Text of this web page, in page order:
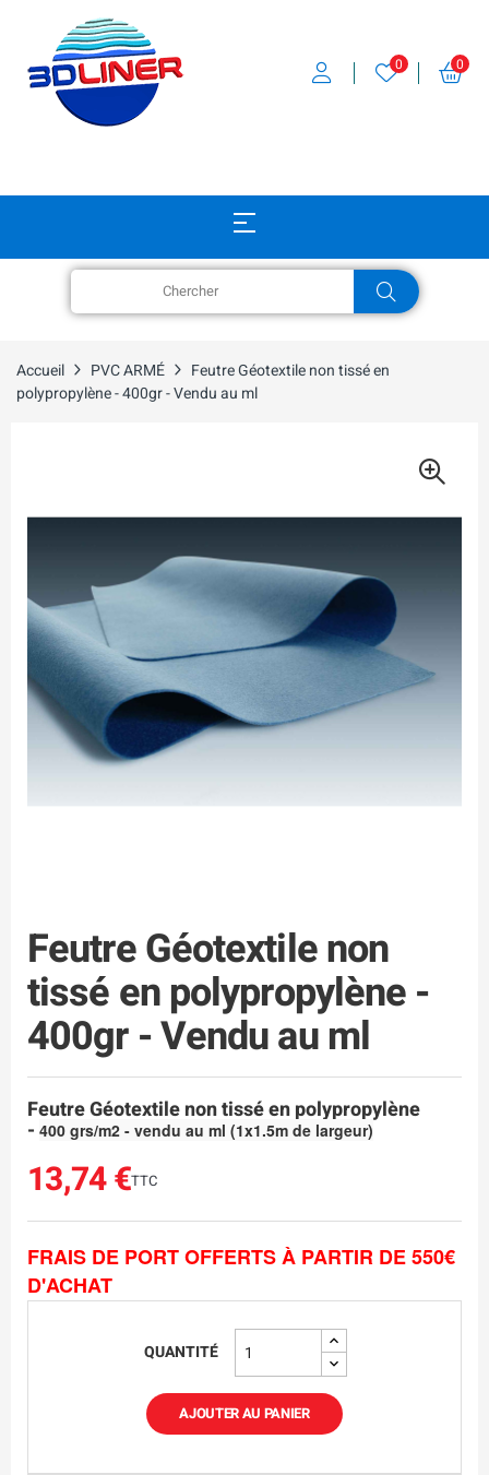
0 0
Accueil PVC ARMÉ
Feutre Géotextile non tissé en
polypropylène - 400gr - Vendu au ml
Feutre Géotextile non
tissé en polypropylène -
400gr - Vendu au ml
Feutre Géotextile non tissé en polypropylène
- 400 grs/m2 - vendu au ml (1x1.5m de largeur)
13,74 €TTC
FRAIS DE PORT OFFERTS À PARTIR DE 550€
D'ACHAT
QUANTITÉ
AJOUTER AU PANIER